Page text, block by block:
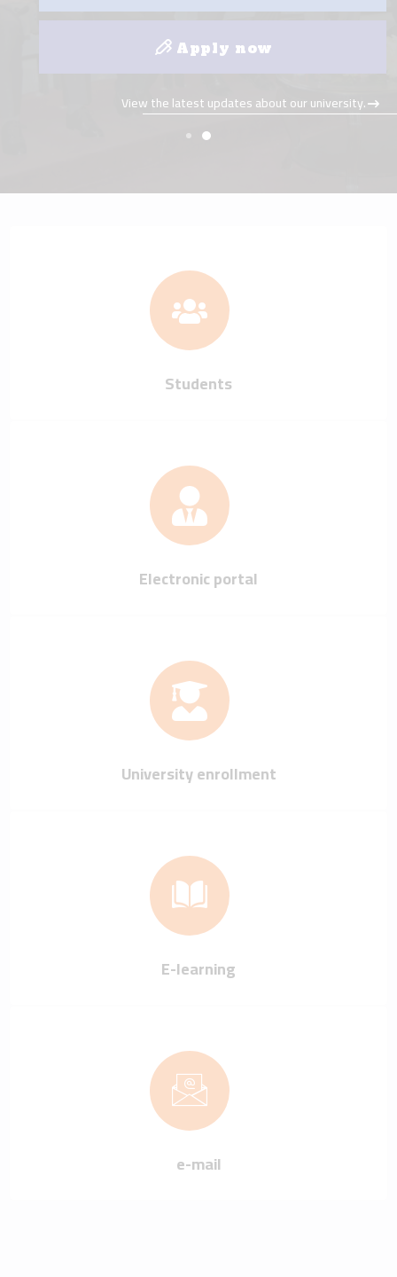
Apply now
View the latest updates about our university.
Students
Electronic portal
University enrollment
E-learning
e-mail